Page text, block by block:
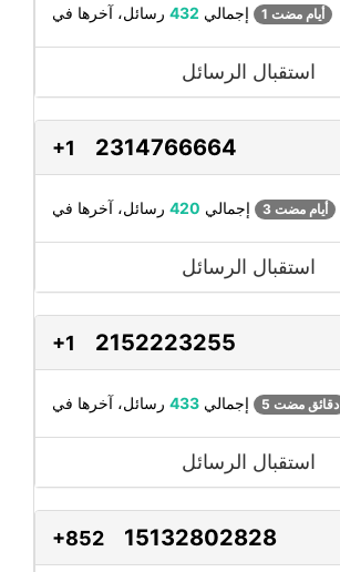
إجمالي 432 1 أيام مضت
استقبال الرسائل
+1 2314766664
إجمالي 420 3 أيام مضت
استقبال الرسائل
+1 2152223255
إجمالي 433 5 دقائق مضت
استقبال الرسائل
+852 15132802828